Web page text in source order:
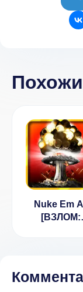
Nuke Em All
[ВЗЛОМ: